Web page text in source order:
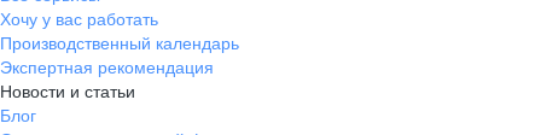
Хочу у вас работать
Производственный календарь
Экспертная рекомендация
Новости и статьи
Блог